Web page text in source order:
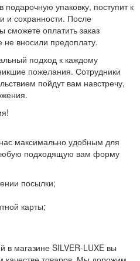
подарочную упаковку, поступит к
и сохранности. После
сможете оплатить заказ
вносили предоплату.
подход к каждому
пожелания. Сотрудники
пойдут вам навстречу,
максимально удобным для
подходящую вам форму
посылки;
карты;
в магазине SILVER-LUXE вы